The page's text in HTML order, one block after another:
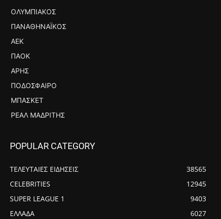
ΟΛΥΜΠΙΑΚΌΣ
ΠΑΝΑΘΗΝΑΪΚΌΣ
ΑΕΚ
ΠΑΟΚ
ΆΡΗΣ
ΠΟΔΌΣΦΑΙΡΟ
ΜΠΆΣΚΕΤ
ΡΕΆΛ ΜΑΔΡΊΤΗΣ
POPULAR CATEGORY
ΤΕΛΕΥΤΑΙΕΣ ΕΙΔΗΣΕΙΣ
38565
CELEBRITIES
12945
SUPER LEAGUE 1
9403
ΕΛΛΑΔΑ
6027